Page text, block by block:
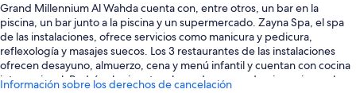
Grand Millennium Al Wahda cuenta con, entre otros, un bar en la
piscina, un bar junto a la piscina y un supermercado. Zayna Spa, el spa
de las instalaciones, ofrece servicios como manicura y pedicura,
reflexología y masajes suecos. Los 3 restaurantes de las instalaciones
ofrecen desayuno, almuerzo, cena y menú infantil y cuentan con cocina
internacional. Podrás elegir entre clases de yoga o de gimnasia en el
Información sobre los derechos de cancelación